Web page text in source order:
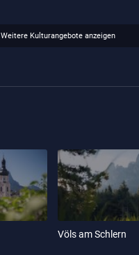
Weitere Kulturangebote anzeigen
Völs am Schlern